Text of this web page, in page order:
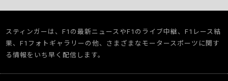
スティンガーは、F1の最新ニュースやF1のライブ中継、F1レース結
果、F1フォトギャラリーの他、さまざまなモータースポーツに関す
る情報をいち早く配信します。